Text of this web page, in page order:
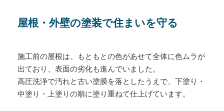
屋根・外壁の塗装で住まいを守る
施工前の屋根は、もともとの色があせて全体に色ムラが
出ており、表面の劣化も進んでいました。
高圧洗浄で汚れと古い塗膜を落としたうえで、下塗り・
中塗り・上塗りの順に塗り重ねて仕上げています。